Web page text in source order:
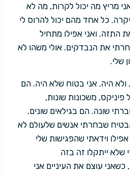
מריץ מה יכול לקרות, מה לא
כל אחד מהם יכול להרוס לי
התזה. ואני אפילו מתחיל
את הנבדקים. אולי משהו לא
שלי.
היה. אני בטוח שלא היה. הם
פיניקס, משכונות שונות,
שונה. הם בגילאים שונים.
שבחרתי אנשים שלעולם לא
וידאתי שהפגישות שלי
שלא ייתקלו זה בזה
עוצם את העיניים אני